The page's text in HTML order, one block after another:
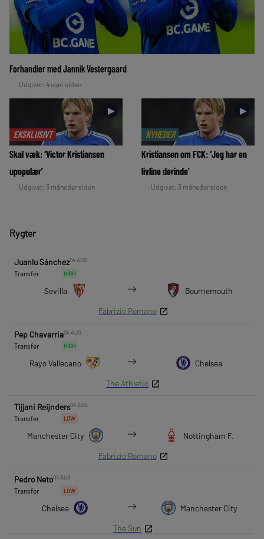
Forhandler med Jannik Vestergaard
Udgivet: 4 uger siden
EKSKLUSIVT
►
Skal væk: ‘Victor Kristiansen
upopulær’
Udgivet: 3 måneder siden
NYHEDER
►
Kristiansen om FCK: ‘Jeg har en
livline derinde’
Udgivet: 3 måneder siden
Rygter